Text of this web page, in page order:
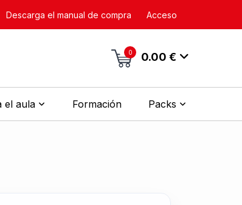
Descarga el manual de compra Acceso
0 0.00 €
el aula Formación Packs